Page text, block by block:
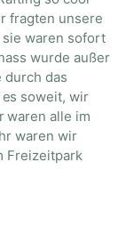
fragten unsere
waren sofort
wurde außer
durch das
es soweit, wir
waren alle im
waren wir
Freizeitpark